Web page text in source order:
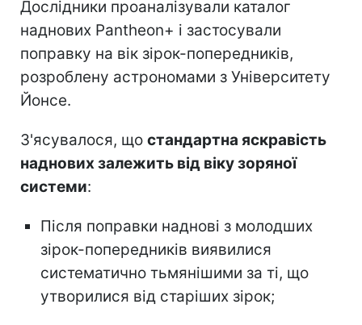
Дослідники проаналізували каталог
наднових Pantheon+ і застосували
поправку на вік зірок-попередників,
розроблену астрономами з Університету
Йонсе.
З'ясувалося, що стандартна яскравість
наднових залежить від віку зоряної
системи:
Після поправки наднові з молодших
зірок-попередників виявилися
систематично тьмянішими за ті, що
утворилися від старіших зірок;